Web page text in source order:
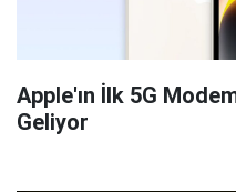
Apple'ın İlk 5G
Geliyor